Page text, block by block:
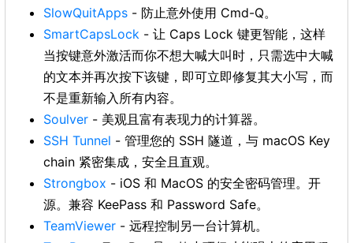
SlowQuitApps - 防止意外使用 Cmd-Q。
SmartCapsLock - 让 Caps Lock 键更智能，这样
当按键意外激活而你不想大喊大叫时，只需选中大喊
的文本并再次按下该键，即可立即修复其大小写，而
不是重新输入所有内容。
Soulver - 美观且富有表现力的计算器。
SSH Tunnel - 管理您的 SSH 隧道，与 macOS Key
chain 紧密集成，安全且直观。
Strongbox - iOS 和 MacOS 的安全密码管理。开
源。兼容 KeePass 和 Password Safe。
TeamViewer - 远程控制另一台计算机。